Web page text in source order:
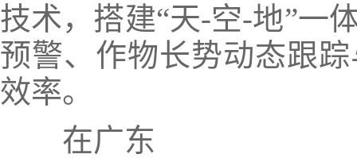
技术，搭建“天-空-地”一
预警、作物长势动态跟
效率。
在广东